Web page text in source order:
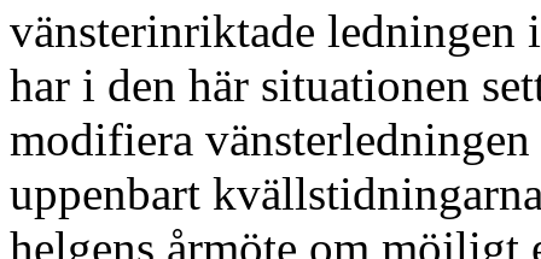
vänsterinriktade ledningen
har i den här situationen
modifiera
uppenbart
helgens årmöte om möjligt